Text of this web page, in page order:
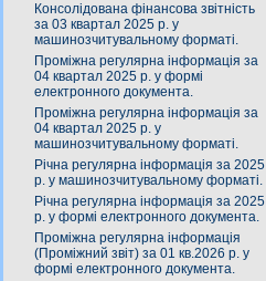
Консолідована фінансова звітність
за 03 квартал 2025 р. у
машинозчитувальному форматі.
Проміжна регулярна інформація за
04 квартал 2025 р. у формі
електронного документа.
Проміжна регулярна інформація за
04 квартал 2025 р. у
машинозчитувальному форматі.
Річна регулярна інформація за 2025
р. у машинозчитувальному форматі.
Річна регулярна інформація за 2025
р. у формі електронного документа.
Проміжна регулярна інформація
(Проміжний звіт) за 01 кв.2026 р. у
формі електронного документа.